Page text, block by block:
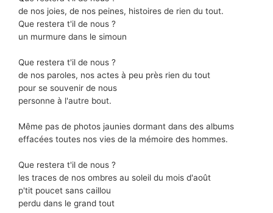
de nos joies, de nos peines, histoires de rien du tout.
Que restera t'il de nous ?
un murmure dans le simoun
Que restera t'il de nous ?
de nos paroles, nos actes à peu près rien du tout
pour se souvenir de nous
personne à l'autre bout.
Même pas de photos jaunies dormant dans des albums
effacées toutes nos vies de la mémoire des hommes.
Que restera t'il de nous ?
les traces de nos ombres au soleil du mois d'août
p'tit poucet sans caillou
perdu dans le grand tout